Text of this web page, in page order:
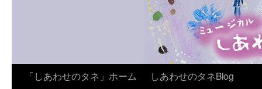
「しあわせのタネ」ホーム
しあわせのタネBlog